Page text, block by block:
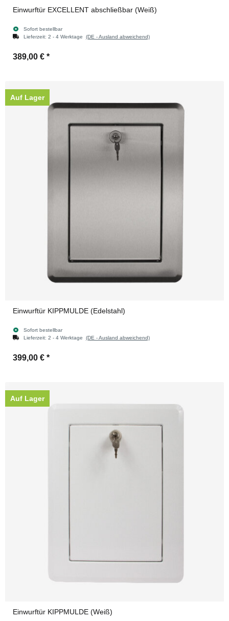
Einwurftür EXCELLENT abschließbar (Weiß)
Sofort bestellbar
Lieferzeit: 2 - 4 Werktage (DE - Ausland abweichend)
389,00 € *
Auf Lager
Einwurftür KIPPMULDE (Edelstahl)
Sofort bestellbar
Lieferzeit: 2 - 4 Werktage (DE - Ausland abweichend)
399,00 € *
Auf Lager
Einwurftür KIPPMULDE (Weiß)